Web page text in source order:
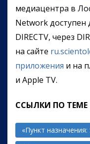
медиацентра в
Network доступен
DIRECTV, через
на сайте
приложения и на
и Apple TV.
ССЫЛКИ ПО ТЕМЕ
«Пункт